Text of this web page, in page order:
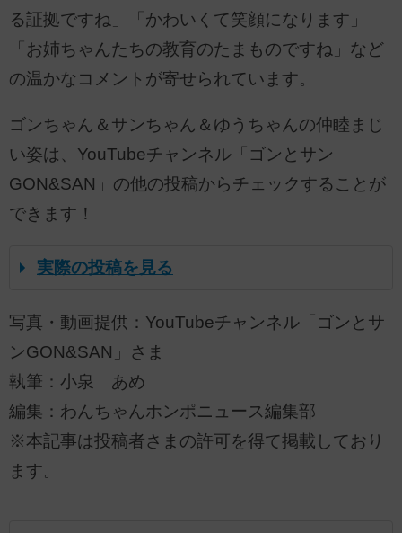
る証拠ですね」「かわいくて笑顔になります」
「お姉ちゃんたちの教育のたまものですね」など
の温かなコメントが寄せられています。
ゴンちゃん＆サンちゃん＆ゆうちゃんの仲睦まじ
い姿は、YouTubeチャンネル「ゴンとサン
GON&SAN」の他の投稿からチェックすることが
できます！
実際の投稿を見る
写真・動画提供：YouTubeチャンネル「ゴンとサ
ンGON&SAN」さま
執筆：小泉 あめ
編集：わんちゃんホンポニュース編集部
※本記事は投稿者さまの許可を得て掲載しており
ます。